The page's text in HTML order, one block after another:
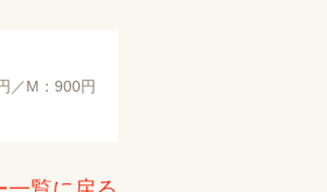
／M：900円